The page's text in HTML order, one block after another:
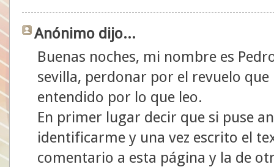
Anónimo dijo...
Buenas noches, mi nombre es
sevilla, perdonar por el revuelo
entendido por lo que leo.
En primer lugar decir que si puse
identificarme y una vez escrito el
comentario a esta página y la de